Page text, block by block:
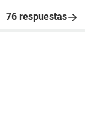
76 respuestas